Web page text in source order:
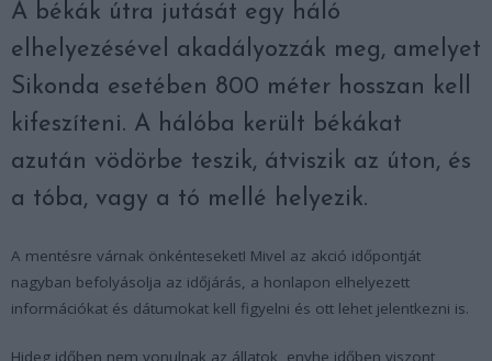
A békák útra jutását egy háló
elhelyezésével akadályozzák meg, amelyet
Sikonda esetében 800 méter hosszan kell
kifeszíteni. A hálóba került békákat
azután vödörbe teszik, átviszik az úton, és
a tóba, vagy a tó mellé helyezik.
A mentésre várnak önkénteseket! Mivel az akció időpontját
nagyban befolyásolja az időjárás, a honlapon elhelyezett
információkat és dátumokat kell figyelni és ott lehet jelentkezni is.
Hideg időben nem vonulnak az állatok, enyhe időben viszont